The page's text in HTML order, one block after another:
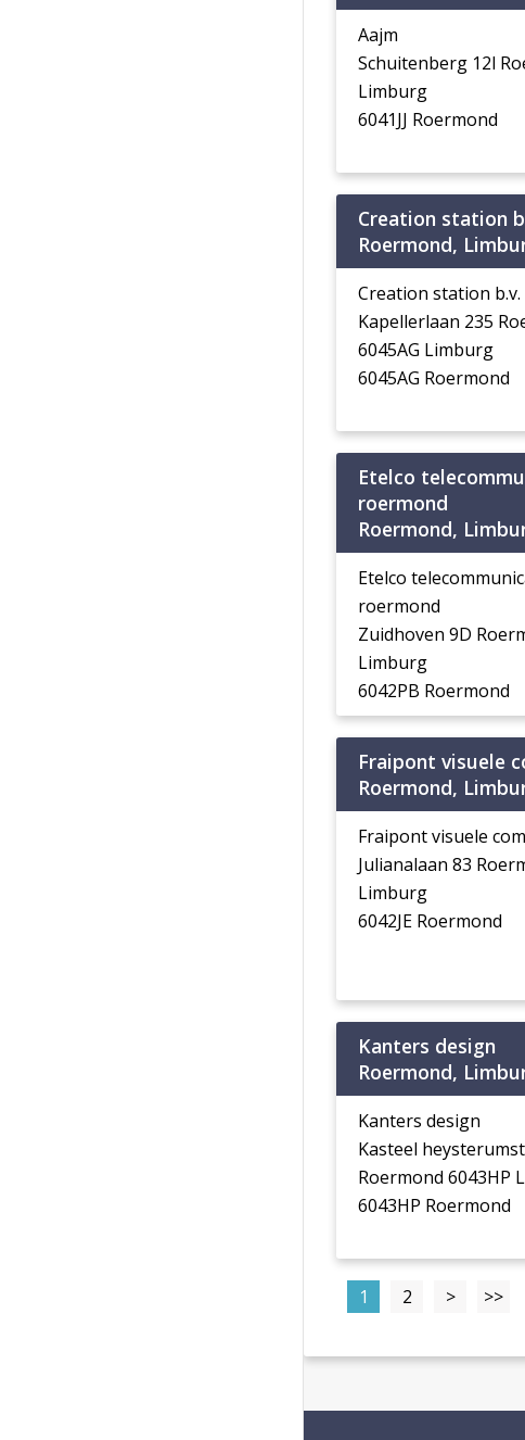
Aajm
Schuitenberg 12l
Limburg
6041JJ Roermond
Creation station
Roermond,
Creation station b.v.
Kapellerlaan 235
6045AG Limburg
6045AG Roermond
Etelco
roermond
Roermond,
Etelco
roermond
Zuidhoven 9D
Limburg
6042PB Roermond
Fraipont visuele
Roermond,
Fraipont visuele
Julianalaan 83
Limburg
6042JE Roermond
Kanters design
Roermond,
Kanters design
Kasteel
Roermond 6043HP
6043HP Roermond
1 2 > >>